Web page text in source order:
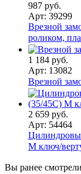
987 руб.
Арт: 39299
Врезной
роликом,
1 184 руб.
Арт: 13082
Врезной
2 659 руб.
Арт: 54464
M ключ/
Вы ранее смотрели